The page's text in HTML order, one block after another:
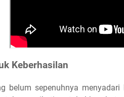
Keberhasilan
belum sepenuhnya